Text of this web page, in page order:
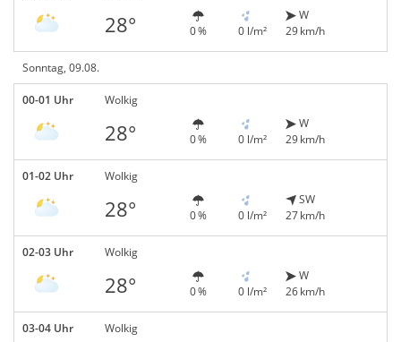
28° 0 % 0 l/m²
W
29 km/h
Sonntag, 09.08.
00-01 Uhr Wolkig
28° 0 % 0 l/m²
W
29 km/h
01-02 Uhr Wolkig
28° 0 % 0 l/m²
SW
27 km/h
02-03 Uhr Wolkig
28° 0 % 0 l/m²
W
26 km/h
03-04 Uhr Wolkig